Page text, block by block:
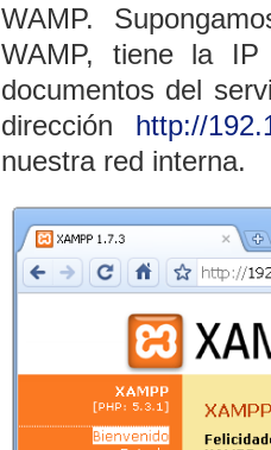
WAMP.
WAMP, tiene la
documentos del
dirección http://
nuestra red interna.